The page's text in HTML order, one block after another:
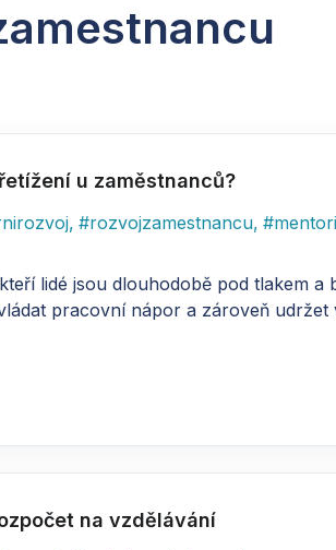
u zaměstnanců?
, #rozvojzamestnancu, #
lidé jsou dlouhodobě pod tlakem
pracovní nápor a zároveň
na vzdělávání